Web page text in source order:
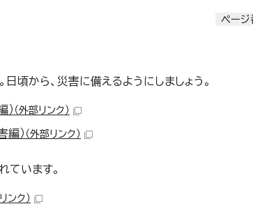
ペー
頃から、災害に備えるようにしましょう。
） （外部リンク）
編） （外部リンク）
ています。
ンク）